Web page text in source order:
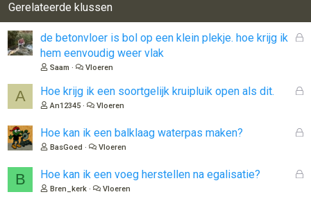
Gerelateerde klussen
G
o
de betonvloer is bol op een klein plekje. hoe krijg ik
hem eenvoudig weer vlak
Saam Vloeren
A
G
n
Hoe krijg ik een soortgelijk kruipluik open als dit.
An12345 Vloeren
G
Hoe kan ik een balklaag waterpas maken?
BasGoed Vloeren
B
G
Hoe kan ik een voeg herstellen na egalisatie?
Bren_kerk Vloeren